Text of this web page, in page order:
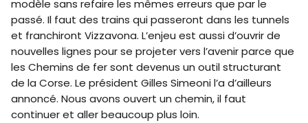
modèle sans refaire les mêmes erreurs que par le
passé. Il faut des trains qui passeront dans les tunnels
et franchiront Vizzavona. L’enjeu est aussi d’ouvrir de
nouvelles lignes pour se projeter vers l’avenir parce que
les Chemins de fer sont devenus un outil structurant
de la Corse. Le président Gilles Simeoni l’a d’ailleurs
annoncé. Nous avons ouvert un chemin, il faut
continuer et aller beaucoup plus loin.